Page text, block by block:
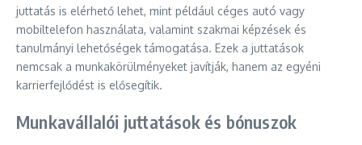
juttatás is elérhető lehet, mint például céges autó vagy
mobiltelefon használata, valamint szakmai képzések és
tanulmányi lehetőségek támogatása. Ezek a juttatások
nemcsak a munkakörülményeket javítják, hanem az egyéni
karrierfejlődést is elősegítik.
Munkavállalói juttatások és bónuszok